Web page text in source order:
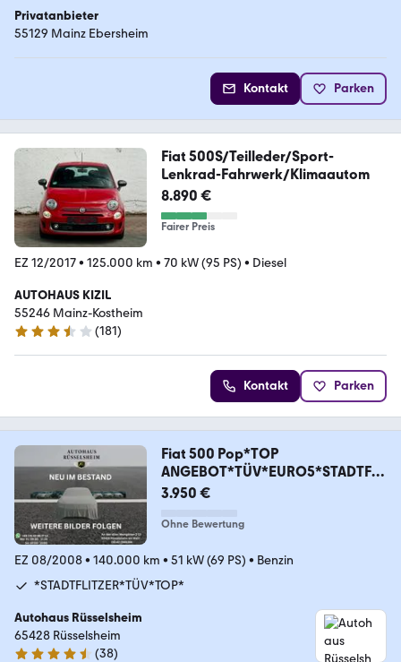
Privatanbieter
55129 Mainz Ebersheim
Kontakt Parken
Fiat 500S/Teilleder/Sport-
Lenkrad-Fahrwerk/Klimaautom
8.890 €
Fairer Preis
EZ 12/2017• 125.000 km • 70 kW (95 PS) • Diesel
AUTOHAUS KIZIL
55246 Mainz-Kostheim
3.6 Sterne
(181)
Kontakt Parken
Fiat 500 Pop*TOP
ANGEBOT*TÜV*EURO5*STADTFLI
TZER*TOP*
3.950 €
Ohne Bewertung
EZ 08/2008• 140.000 km • 51 kW (69 PS) • Benzin
*STADTFLITZER*TÜV*TOP*
Autohaus Rüsselsheim
65428 Rüsselsheim
(38)